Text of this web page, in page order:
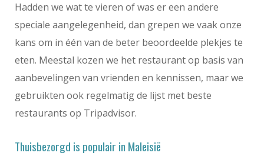
Hadden we wat te vieren of was er een andere
speciale aangelegenheid, dan grepen we vaak onze
kans om in één van de beter beoordeelde plekjes te
eten. Meestal kozen we het restaurant op basis van
aanbevelingen van vrienden en kennissen, maar we
gebruikten ook regelmatig de lijst met beste
restaurants op Tripadvisor.
Thuisbezorgd is populair in Maleisië